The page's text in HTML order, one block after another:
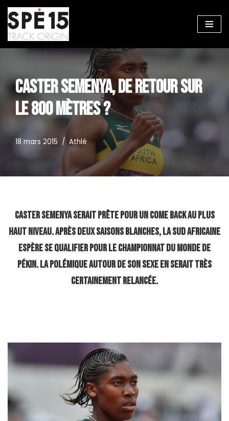
Aller
au
contenu
CASTER SEMENYA, DE RETOUR SUR
LE 800 MÈTRES ?
18 mars 2015 Athlé
Caster Semenya serait prête pour un come back au plus
haut niveau. Après deux saisons blanches, la Sud Africaine
espère se qualifier pour le Championnat du Monde de
Pékin. La polémique autour de son sexe en serait très
certainement relancée.